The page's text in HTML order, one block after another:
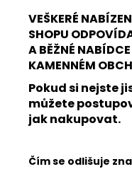
VEŠKERÉ
SHOPU
A BĚŽNÉ
KAMENNÉM
Pokud si nejste
můžete
jak nakupovat.
Čím se odlišuje